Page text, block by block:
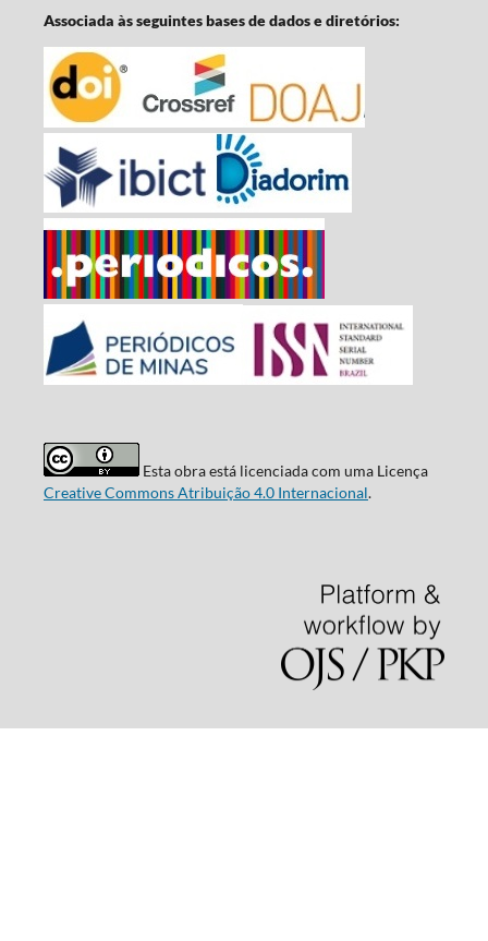
Associada às seguintes bases de dados e diretórios:
Esta obra está licenciada com uma Licença
Creative Commons Atribuição 4.0 Internacional.